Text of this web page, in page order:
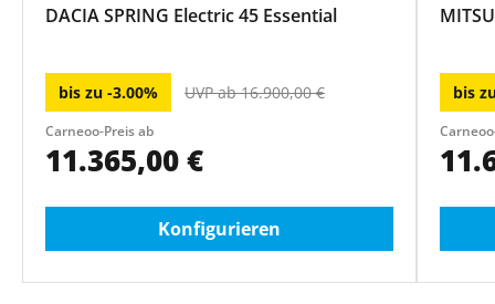
DACIA SPRING Electric 45 Essential
bis zu -3.00% UVP ab16.900,00€
Carneoo-Preis ab
11.365,00€
Konfigurieren
bis